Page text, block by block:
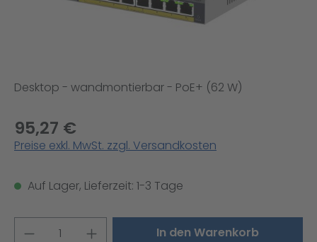
Desktop - wandmontierbar - PoE+ (62 W)
95,27 €
Preise exkl. MwSt. zzgl. Versandkosten
Auf Lager, Lieferzeit: 1-3 Tage
Produkt Anzahl: Gib denIn den Warenkorb